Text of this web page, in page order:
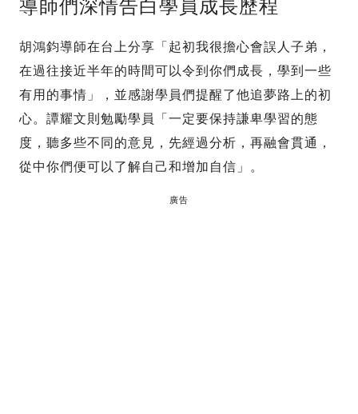
導師們深情告白學員成長歷程
胡鴻鈞導師在台上分享「起初我很擔心會誤人子弟，
在過往接近半年的時間可以令到你們成長，學到一些
有用的事情」，並感謝學員們提醒了他追夢路上的初
心。譚耀文則勉勵學員「一定要保持謙卑學習的態
度，聽多些不同的意見，先經過分析，再融會貫通，
從中你們便可以了解自己和增加自信」。
廣告